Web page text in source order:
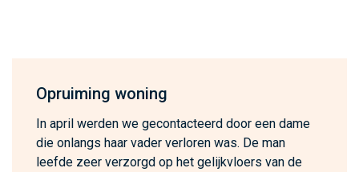
Opruiming woning
In april werden we gecontacteerd door een dame
die onlangs haar vader verloren was. De man
leefde zeer verzorgd op het gelijkvloers van de